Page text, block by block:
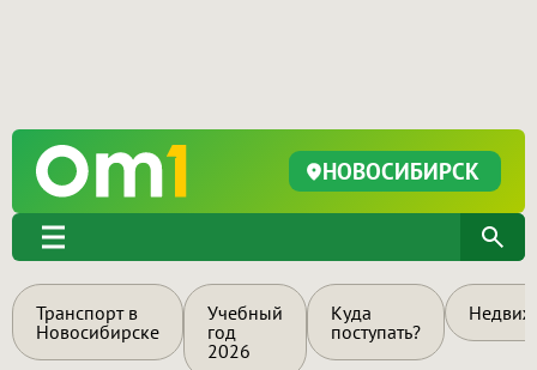
НОВОСИБИРСК
Транспорт в
Новосибирске
Учебный
год
2026
Куда
поступать?